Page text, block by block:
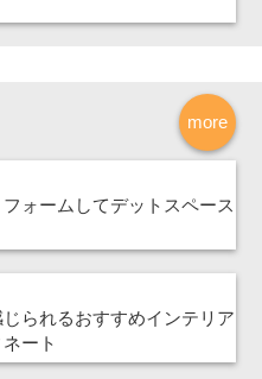
more
ォームしてデットスペース
られるおすすめインテリア
ート